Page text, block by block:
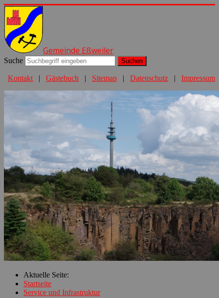
Gemeinde Eßweiler
Suche Suchen
Kontakt | Gästebuch | Sitemap | Datenschutz | Impressum
Aktuelle Seite:
Startseite
Service und Infrastruktur